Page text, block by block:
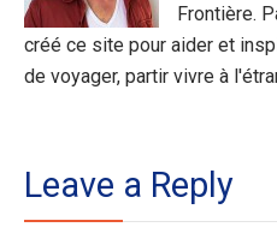
Frontière.
créé ce site pour aider et
de voyager, partir vivre à
Leave a Reply